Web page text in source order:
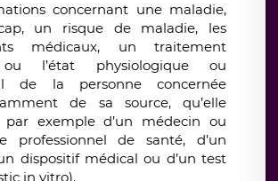
concernant une maladie,
un risque de maladie, les
médicaux, un traitement
l’état physiologique ou
de la personne concernée
de sa source, qu’elle
par exemple d’un médecin ou
professionnel de santé, d’un
dispositif médical ou d’un test
in vitro).